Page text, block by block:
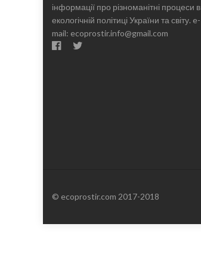
інформації про різноманітні процеси в
екологічній політиці України та світу. e-
mail: ecoprostir.info@gmail.com
© ecoprostir.com 2017-2018